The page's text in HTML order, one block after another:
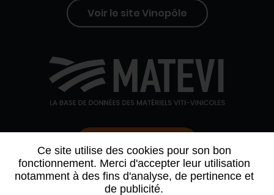
Ce site utilise des cookies pour son bon
fonctionnement. Merci d'accepter leur utilisation
notamment à des fins d'analyse, de pertinence et
de publicité.
Voir le site Vinopôle
QUI SOMMES-NOUS AGENDA